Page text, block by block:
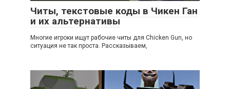
Читы, текстовые коды в Чикен Ган
и их альтернативы
Многие игроки ищут рабочие читы для Chicken Gun, но
ситуация не так проста. Рассказываем,